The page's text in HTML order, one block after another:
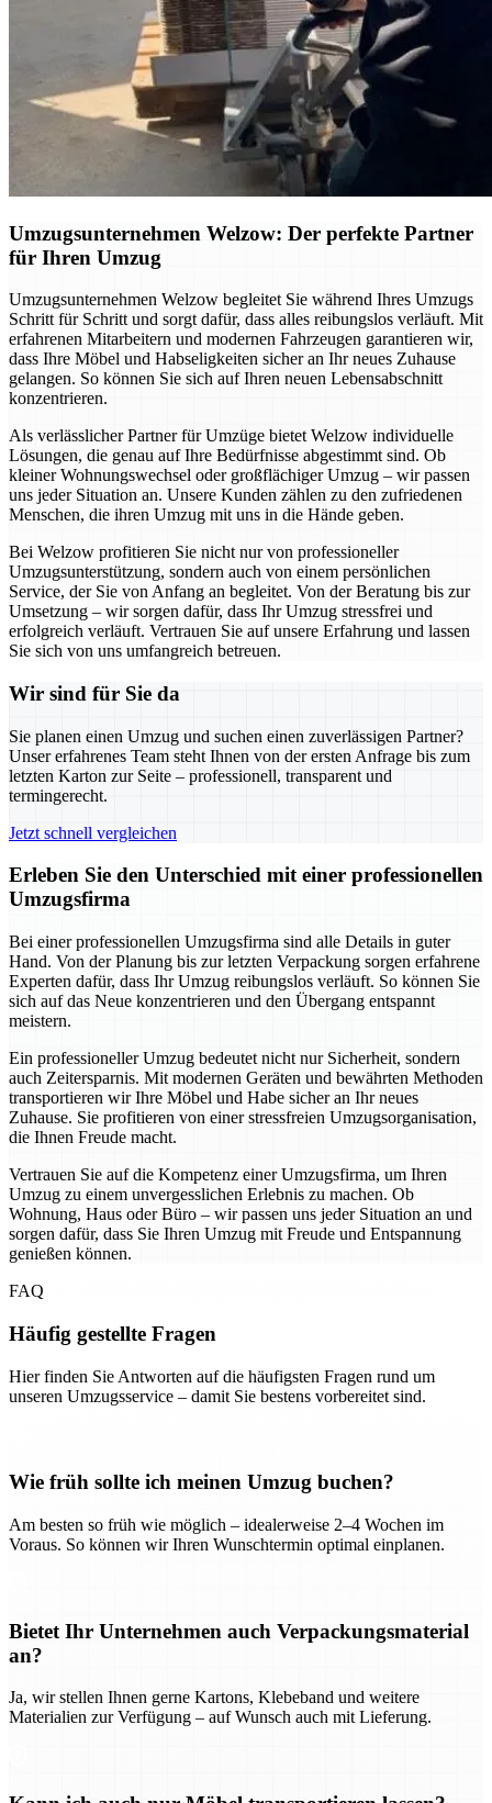
Umzugsunternehmen Welzow: Der perfekte Partner
für Ihren Umzug
Umzugsunternehmen Welzow begleitet Sie während Ihres Umzugs
Schritt für Schritt und sorgt dafür, dass alles reibungslos verläuft. Mit
erfahrenen Mitarbeitern und modernen Fahrzeugen garantieren wir,
dass Ihre Möbel und Habseligkeiten sicher an Ihr neues Zuhause
gelangen. So können Sie sich auf Ihren neuen Lebensabschnitt
konzentrieren.
Als verlässlicher Partner für Umzüge bietet Welzow individuelle
Lösungen, die genau auf Ihre Bedürfnisse abgestimmt sind. Ob
kleiner Wohnungswechsel oder großflächiger Umzug – wir passen
uns jeder Situation an. Unsere Kunden zählen zu den zufriedenen
Menschen, die ihren Umzug mit uns in die Hände geben.
Bei Welzow profitieren Sie nicht nur von professioneller
Umzugsunterstützung, sondern auch von einem persönlichen
Service, der Sie von Anfang an begleitet. Von der Beratung bis zur
Umsetzung – wir sorgen dafür, dass Ihr Umzug stressfrei und
erfolgreich verläuft. Vertrauen Sie auf unsere Erfahrung und lassen
Sie sich von uns umfangreich betreuen.
Wir sind für Sie da
Sie planen einen Umzug und suchen einen zuverlässigen Partner?
Unser erfahrenes Team steht Ihnen von der ersten Anfrage bis zum
letzten Karton zur Seite – professionell, transparent und
termingerecht.
Jetzt schnell vergleichen
Erleben Sie den Unterschied mit einer professionellen
Umzugsfirma
Bei einer professionellen Umzugsfirma sind alle Details in guter
Hand. Von der Planung bis zur letzten Verpackung sorgen erfahrene
Experten dafür, dass Ihr Umzug reibungslos verläuft. So können Sie
sich auf das Neue konzentrieren und den Übergang entspannt
meistern.
Ein professioneller Umzug bedeutet nicht nur Sicherheit, sondern
auch Zeitersparnis. Mit modernen Geräten und bewährten Methoden
transportieren wir Ihre Möbel und Habe sicher an Ihr neues
Zuhause. Sie profitieren von einer stressfreien Umzugsorganisation,
die Ihnen Freude macht.
Vertrauen Sie auf die Kompetenz einer Umzugsfirma, um Ihren
Umzug zu einem unvergesslichen Erlebnis zu machen. Ob
Wohnung, Haus oder Büro – wir passen uns jeder Situation an und
sorgen dafür, dass Sie Ihren Umzug mit Freude und Entspannung
genießen können.
FAQ
Häufig gestellte Fragen
Hier finden Sie Antworten auf die häufigsten Fragen rund um
unseren Umzugsservice – damit Sie bestens vorbereitet sind.
Wie früh sollte ich meinen Umzug buchen?
Am besten so früh wie möglich – idealerweise 2–4 Wochen im
Voraus. So können wir Ihren Wunschtermin optimal einplanen.
Bietet Ihr Unternehmen auch Verpackungsmaterial
an?
Ja, wir stellen Ihnen gerne Kartons, Klebeband und weitere
Materialien zur Verfügung – auf Wunsch auch mit Lieferung.